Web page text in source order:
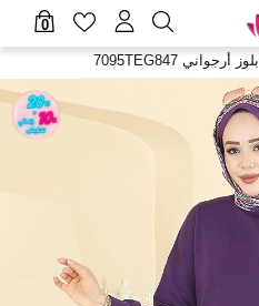
0
بلوز أرجواني 7095TEG847